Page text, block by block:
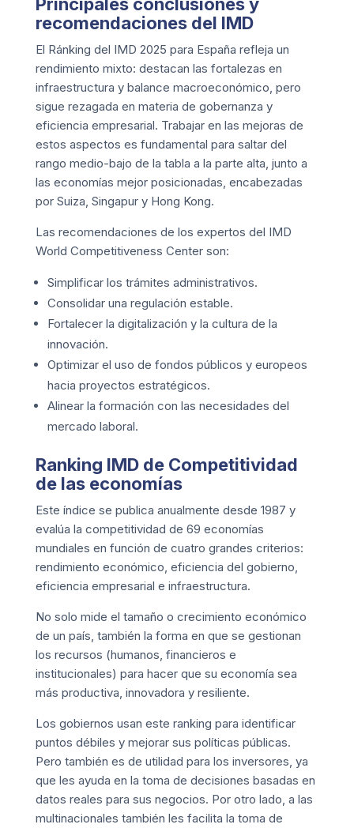
recomendaciones del IMD
El Ránking del IMD 2025 para España refleja un
rendimiento mixto: destacan las fortalezas en
infraestructura y balance macroeconómico, pero
sigue rezagada en materia de gobernanza y
eficiencia empresarial. Trabajar en las mejoras de
estos aspectos es fundamental para saltar del
rango medio-bajo de la tabla a la parte alta, junto a
las economías mejor posicionadas, encabezadas
por Suiza, Singapur y Hong Kong.
Las recomendaciones de los expertos del IMD
World Competitiveness Center son:
Simplificar los trámites administrativos.
Consolidar una regulación estable.
Fortalecer la digitalización y la cultura de la
innovación.
Optimizar el uso de fondos públicos y europeos
hacia proyectos estratégicos.
Alinear la formación con las necesidades del
mercado laboral.
Ranking IMD de Competitividad
de las economías
Este índice se publica anualmente desde 1987 y
evalúa la competitividad de 69 economías
mundiales en función de cuatro grandes criterios:
rendimiento económico, eficiencia del gobierno,
eficiencia empresarial e infraestructura.
No solo mide el tamaño o crecimiento económico
de un país, también la forma en que se gestionan
los recursos (humanos, financieros e
institucionales) para hacer que su economía sea
más productiva, innovadora y resiliente.
Los gobiernos usan este ranking para identificar
puntos débiles y mejorar sus políticas públicas.
Pero también es de utilidad para los inversores, ya
que les ayuda en la toma de decisiones basadas en
datos reales para sus negocios. Por otro lado, a las
multinacionales también les facilita la toma de